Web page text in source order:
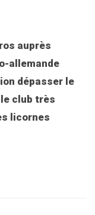
auprès
allemande
dépasser le
club très
licornes